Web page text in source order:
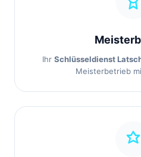
Ihr Schlüsseldienst
Meisterbetrieb